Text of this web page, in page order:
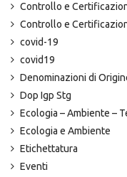
Controllo e
Controllo e
covid-19
covid19
Denominazioni di
Dop Igp Stg
Ecologia – Ambiente –
Ecologia e Ambiente
Etichettatura
Eventi